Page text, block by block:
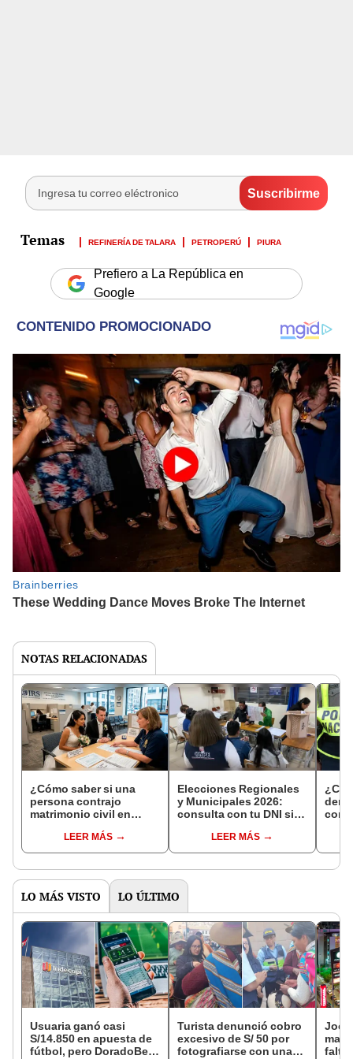
REFINERÍA DE TALARA PETROPERÚ PIURA
Prefiero a La República en
Google
NOTAS RELACIONADAS
¿Cómo saber si una
persona contrajo
matrimonio civil en
LEER MÁS
Elecciones Regionales
y Municipales 2026:
consulta con tu DNI si
de mesa para este 4 de
octubre en el link oficial
LEER MÁS
con
LO MÁS VISTO LO ÚLTIMO
Usuaria ganó casi
S/14.850 en apuesta de
fútbol, pero DoradoBet
Turista denunció cobro
excesivo de S/ 50 por
fotografiarse con una
falta